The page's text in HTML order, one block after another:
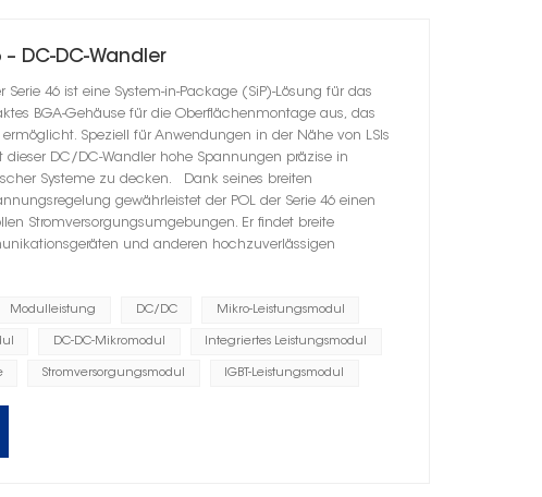
DC-DC-Wandler
46 ist eine System-in-Package (SiP)-Lösung für das
BGA-Gehäuse für die Oberflächenmontage aus, das
Speziell für Anwendungen in der Nähe von LSIs
DC/DC-Wandler hohe Spannungen präzise in
Systeme zu decken. Dank seines breiten
gewährleistet der POL der Serie 46 einen
Stromversorgungsumgebungen. Er findet breite
und anderen hochzuverlässigen
Modulleistung DC/DC Mikro-Leistungsmodul
DC-DC-Mikromodul Integriertes Leistungsmodul
Stromversorgungsmodul IGBT-Leistungsmodul